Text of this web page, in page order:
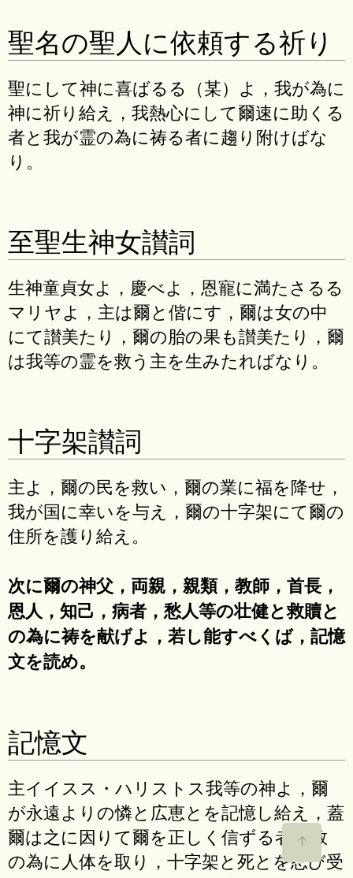
聖名の聖人に依頼する祈り
聖にして神に喜ばるる（某）よ，我が為に
神に祈り給え，我熱心にして爾速に助くる
者と我が霊の為に祷る者に趨り附けばな
り。
至聖生神女讃詞
生神童貞女よ，慶べよ，恩寵に満たさるる
マリヤよ，主は爾と偕にす，爾は女の中
にて讃美たり，爾の胎の果も讃美たり，爾
は我等の霊を救う主を生みたればなり。
十字架讃詞
主よ，爾の民を救い，爾の業に福を降せ，
我が国に幸いを与え，爾の十字架にて爾の
住所を護り給え。
次に爾の神父，両親，親類，教師，首長，
恩人，知己，病者，愁人等の壮健と救贖と
の為に祷を献げよ，若し能すべくば，記憶
文を読め。
記憶文
主イイスス・ハリストス我等の神よ，爾
が永遠よりの憐と広恵とを記憶し給え，蓋
爾は之に因りて爾を正しく信ずる者の救
の為に人体を取り，十字架と死とを忍び受